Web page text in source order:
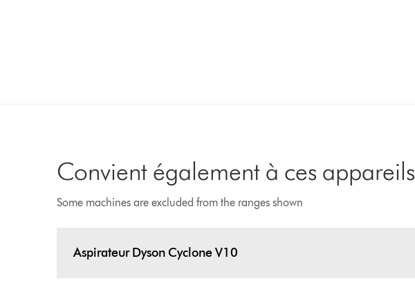
Convient également à ces appareils
Some machines are excluded from the ranges shown
Aspirateur Dyson Cyclone V10